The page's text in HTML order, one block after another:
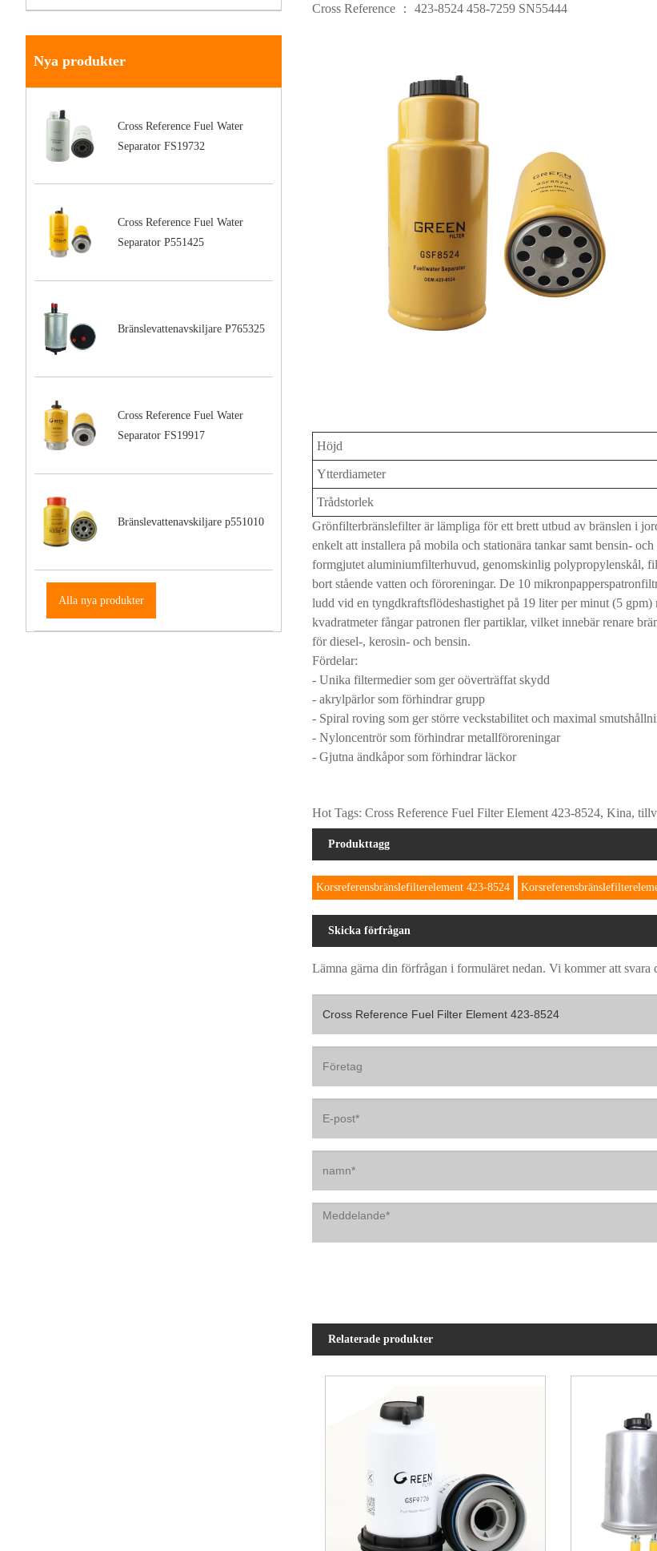
Nya produkter
Cross Reference Fuel Water
Separator FS19732
Cross Reference Fuel Water
Separator P551425
Bränslevattenavskiljare P765325
Cross Reference Fuel Water
Separator FS19917
Bränslevattenavskiljare p551010
Alla nya produkter
Cross Reference ： 423-8524 458-7259 SN55444
Höjd
Ytterdiameter
Trådstorlek
Grönfilterbränslefilter är lämpliga för ett brett utbud av bränslen i
enkelt att installera på mobila och stationära tankar samt bensin-
formgjutet aluminiumfilterhuvud, genomskinlig polypropylenskål,
bort stående vatten och föroreningar. De 10
ludd vid en tyngdkraftsflödeshastighet på 19 liter per minut (5
kvadratmeter fångar patronen fler partiklar, vilket innebär renare
för diesel-, kerosin- och bensin.
Fördelar:
- Unika filtermedier som ger oöverträffat skydd
- akrylpärlor som förhindrar grupp
- Spiral roving som ger större veckstabilitet och maximal
- Nyloncentrör som förhindrar metallföroreningar
- Gjutna ändkåpor som förhindrar läckor
Hot Tags: Cross Reference Fuel Filter Element 423-8524, Kina,
Produkttagg
Korsreferensbränslefilterelement 423-8524
Skicka förfrågan
Lämna gärna din förfrågan i formuläret nedan. Vi kommer att svara
Relaterade produkter